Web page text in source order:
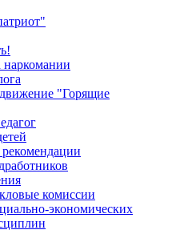
"Горящие
комиссии
экономических